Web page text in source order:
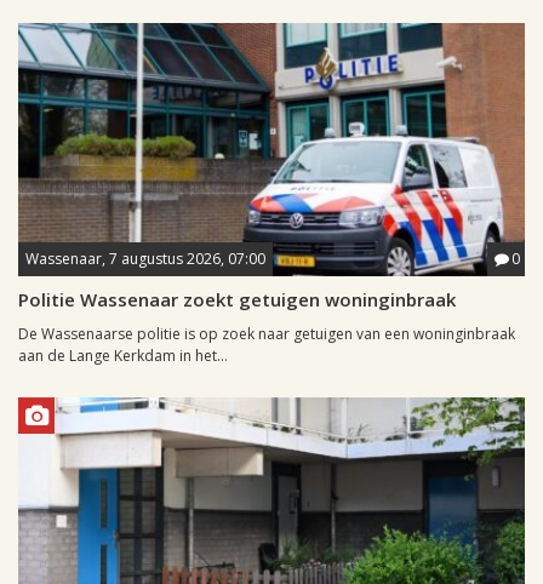
Wassenaar, 7 augustus 2026, 07:00 0
Politie Wassenaar zoekt getuigen woninginbraak
De Wassenaarse politie is op zoek naar getuigen van een woninginbraak
aan de Lange Kerkdam in het...